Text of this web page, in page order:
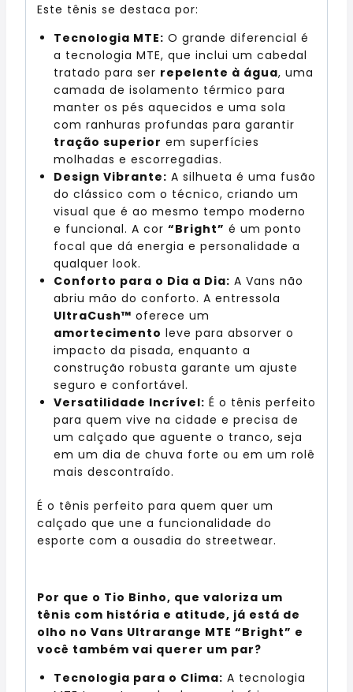
Este tênis se destaca por:
Tecnologia MTE: O grande diferencial é
a tecnologia MTE, que inclui um cabedal
tratado para ser repelente à água, uma
camada de isolamento térmico para
manter os pés aquecidos e uma sola
com ranhuras profundas para garantir
tração superior em superfícies
molhadas e escorregadias.
Design Vibrante: A silhueta é uma fusão
do clássico com o técnico, criando um
visual que é ao mesmo tempo moderno
e funcional. A cor “Bright” é um ponto
focal que dá energia e personalidade a
qualquer look.
Conforto para o Dia a Dia: A Vans não
abriu mão do conforto. A entressola
UltraCush™ oferece um
amortecimento leve para absorver o
impacto da pisada, enquanto a
construção robusta garante um ajuste
seguro e confortável.
Versatilidade Incrível: É o tênis perfeito
para quem vive na cidade e precisa de
um calçado que aguente o tranco, seja
em um dia de chuva forte ou em um rolê
mais descontraído.
É o tênis perfeito para quem quer um
calçado que une a funcionalidade do
esporte com a ousadia do streetwear.
Por que o Tio Binho, que valoriza um
tênis com história e atitude, já está de
olho no Vans Ultrarange MTE “Bright” e
você também vai querer um par?
Tecnologia para o Clima: A tecnologia